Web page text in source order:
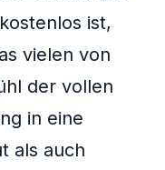
ist,
vielen von
der vollen
in eine
als auch